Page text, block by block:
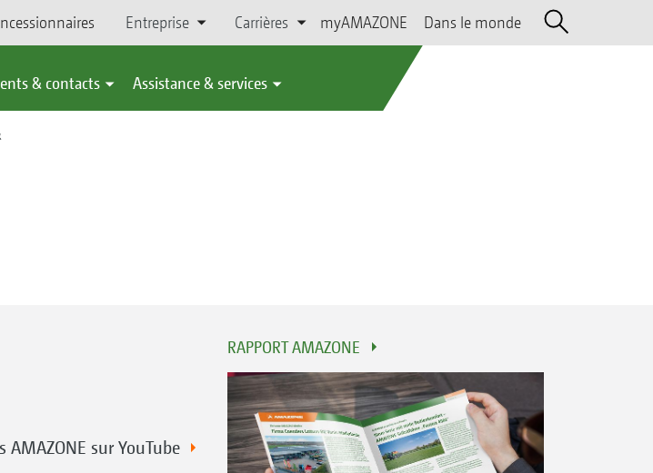
Entreprise Carrières myAMAZONE Dans le monde
& contacts Assistance & services
AMAZONE sur YouTube
RAPPORT AMAZONE